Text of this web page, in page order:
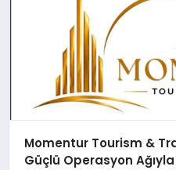
Momentur Tourism &
Güçlü Operasyon